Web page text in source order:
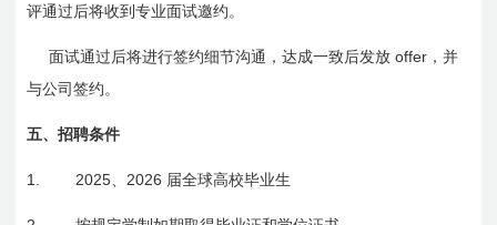
评通过后将收到专业面试邀约。
面试通过后将进行签约细节沟通，达成一致后发放 offer ，并
与公司签约。
五、招聘条件
1. 2025 2026 届全球高校毕业生